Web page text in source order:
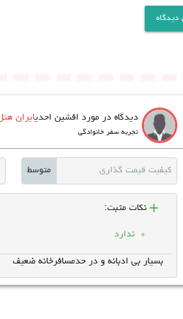
دیدگاه
دیدگاه در مورد افشین احدیایران
تجربه سفر خانوادگی
کیفیت قیمت گذاری متوسط
add نکات مثبت:
ندارد
بسیار بی ادبانه و در حدمسافرخانه ضعیف